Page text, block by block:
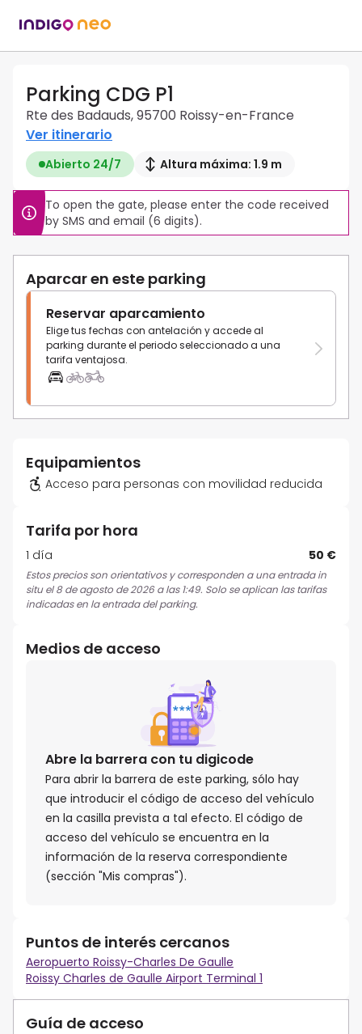
Parking CDG P1
Rte des Badauds, 95700 Roissy-en-France
Ver itinerario
Abierto 24/7 Altura máxima: 1.9 m
To open the gate, please enter the code received
by SMS and email (6 digits).
Aparcar en este parking
Reservar aparcamiento
Elige tus fechas con antelación y accede al
parking durante el periodo seleccionado a una
tarifa ventajosa.
Equipamientos
Acceso para personas con movilidad reducida
Tarifa por hora
1 día 50 €
Estos precios son orientativos y corresponden a una entrada in
situ el 8 de agosto de 2026 a las 1:49. Solo se aplican las tarifas
indicadas en la entrada del parking.
Medios de acceso
Abre la barrera con tu digicode
Para abrir la barrera de este parking, sólo hay
que introducir el código de acceso del vehículo
en la casilla prevista a tal efecto. El código de
acceso del vehículo se encuentra en la
información de la reserva correspondiente
(sección "Mis compras").
Puntos de interés cercanos
Aeropuerto Roissy-Charles De Gaulle
Roissy Charles de Gaulle Airport Terminal 1
Guía de acceso